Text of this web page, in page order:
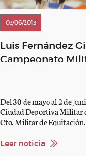
03/06/2013
Luis Fernández
Campeonato
Del 30 de mayo al 2 de
Ciudad Deportiva Militar
Cto. Militar de
pertenecientes a los tres
Leer noticia